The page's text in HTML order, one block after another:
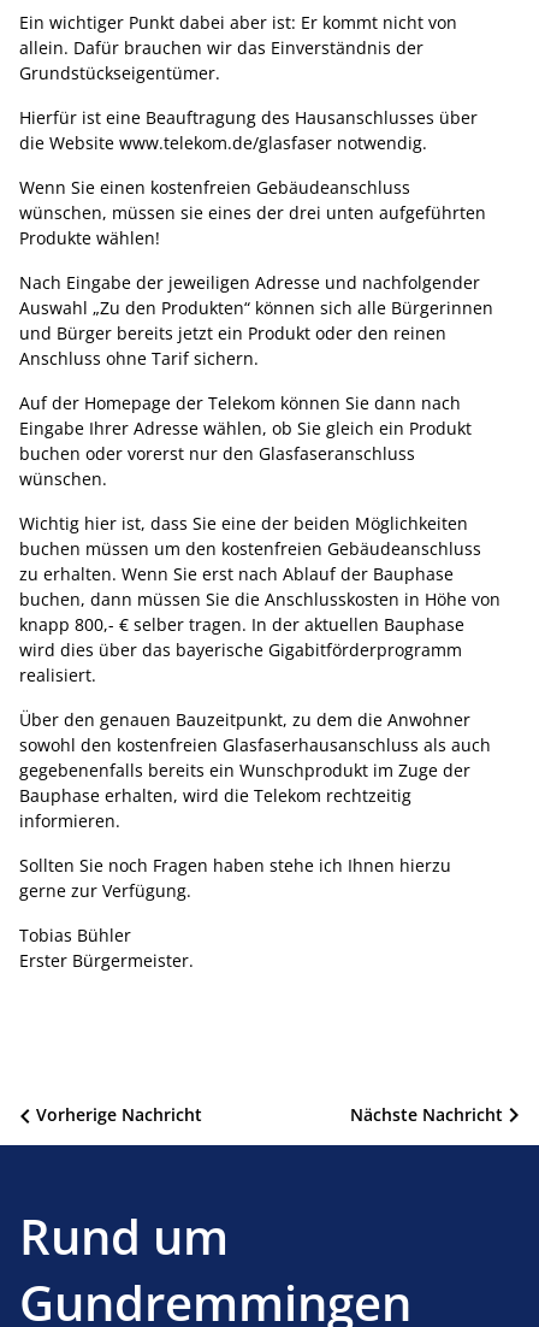
Ein wichtiger Punkt dabei aber ist: Er kommt nicht von
allein. Dafür brauchen wir das Einverständnis der
Grundstückseigentümer.
Hierfür ist eine Beauftragung des Hausanschlusses über
die Website www.telekom.de/glasfaser notwendig.
Wenn Sie einen kostenfreien Gebäudeanschluss
wünschen, müssen sie eines der drei unten aufgeführten
Produkte wählen!
Nach Eingabe der jeweiligen Adresse und nachfolgender
Auswahl „Zu den Produkten“ können sich alle Bürgerinnen
und Bürger bereits jetzt ein Produkt oder den reinen
Anschluss ohne Tarif sichern.
Auf der Homepage der Telekom können Sie dann nach
Eingabe Ihrer Adresse wählen, ob Sie gleich ein Produkt
buchen oder vorerst nur den Glasfaseranschluss
wünschen.
Wichtig hier ist, dass Sie eine der beiden Möglichkeiten
buchen müssen um den kostenfreien Gebäudeanschluss
zu erhalten. Wenn Sie erst nach Ablauf der Bauphase
buchen, dann müssen Sie die Anschlusskosten in Höhe von
knapp 800,- € selber tragen. In der aktuellen Bauphase
wird dies über das bayerische Gigabitförderprogramm
realisiert.
Über den genauen Bauzeitpunkt, zu dem die Anwohner
sowohl den kostenfreien Glasfaserhausanschluss als auch
gegebenenfalls bereits ein Wunschprodukt im Zuge der
Bauphase erhalten, wird die Telekom rechtzeitig
informieren.
Sollten Sie noch Fragen haben stehe ich Ihnen hierzu
gerne zur Verfügung.
Tobias Bühler
Erster Bürgermeister.
Beitragsnavigation Nächste Nachricht
Vorherige Nachricht
Rund um
Gundremmingen